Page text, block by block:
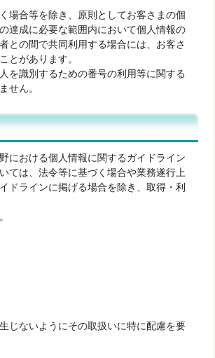
場合等を除き、原則としてお客さまの個
達成に必要な範囲内において個人情報の
との間で共同利用する場合には、お客さ
とがあります。
を識別するための番号の利用等に関する
せん。
における個人情報に関するガイドライン
ては、法令等に基づく場合や業務遂行上
ドラインに掲げる場合を除き、取得・利
じないようにその取扱いに特に配慮を要